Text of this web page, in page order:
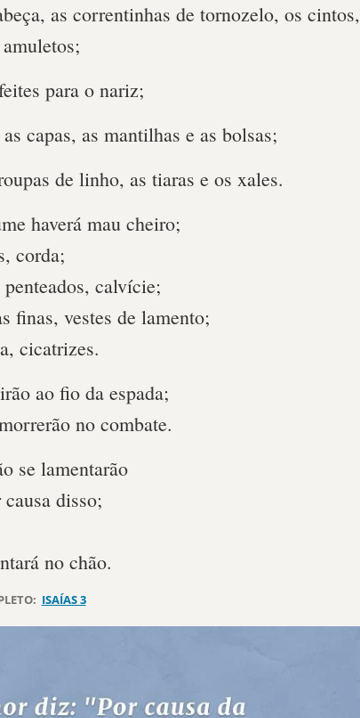
as correntinhas de tornozelo, os cintos,
para o nariz;
capas, as mantilhas e as bolsas;
de linho, as tiaras e os xales.
haverá mau cheiro;
corda;
calvície;
finas, vestes de lamento;
cicatrizes.
ao fio da espada;
no combate.
se lamentarão
disso;
no chão.
ISAÍAS 3